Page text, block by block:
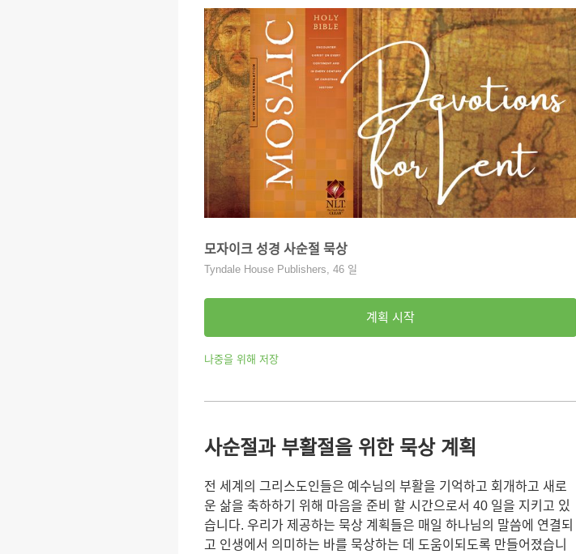
모자이크 성경 사순절 묵상
Tyndale House Publishers, 46 일
계획 시작
나중을 위해 저장
사순절과 부활절을 위한 묵상 계획
전 세계의 그리스도인들은 예수님의 부활을 기억하고 회개하고 새로
운 삶을 축하하기 위해 마음을 준비 할 시간으로서 40 일을 지키고 있
습니다. 우리가 제공하는 묵상 계획들은 매일 하나님의 말씀에 연결되
고 인생에서 의미하는 바를 묵상하는 데 도움이되도록 만들어졌습니